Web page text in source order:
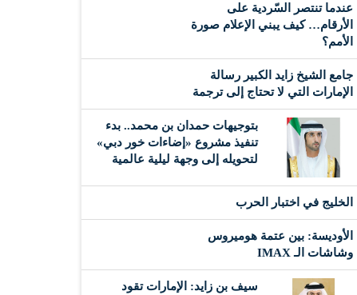
عندما تنتصر السّردية على
الأرقام… كيف يبني الإعلام صورة
الأمم؟
جامع الشيخ زايد الكبير رسالة
الإمارات التي لا تحتاج إلى ترجمة
بتوجيهات حمدان بن محمد.. بدء
تنفيذ مشروع «إضاءات خور دبي»
لتحويله إلى وجهة ليلية عالمية
‏الخليج في اختبار الحرب
الأوديسة: بين عتمة هوميروس
وشاشات الـ IMAX
سيف بن زايد: الإمارات تقود